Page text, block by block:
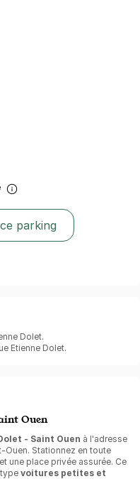
parking
Dolet.
Etienne Dolet.
Ouen
- Saint Ouen à l'adresse
Ouen. Stationnez en toute
une place privée assurée. Ce
voitures petites et